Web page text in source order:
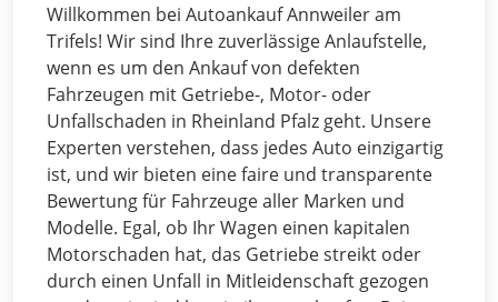
Willkommen bei Autoankauf Annweiler am
Trifels! Wir sind Ihre zuverlässige Anlaufstelle,
wenn es um den Ankauf von defekten
Fahrzeugen mit Getriebe-, Motor- oder
Unfallschaden in Rheinland Pfalz geht. Unsere
Experten verstehen, dass jedes Auto einzigartig
ist, und wir bieten eine faire und transparente
Bewertung für Fahrzeuge aller Marken und
Modelle. Egal, ob Ihr Wagen einen kapitalen
Motorschaden hat, das Getriebe streikt oder
durch einen Unfall in Mitleidenschaft gezogen